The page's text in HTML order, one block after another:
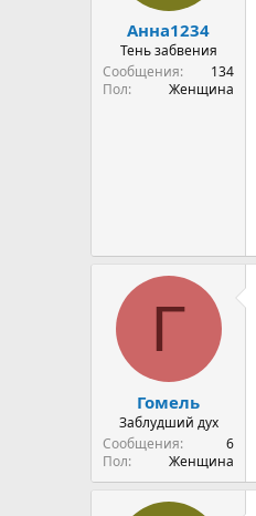
Анна1234
Тень забвения
Сообщения
134
Пол
Женщина
Г
Гомель
Заблудший дух
Сообщения
6
Пол
Женщина